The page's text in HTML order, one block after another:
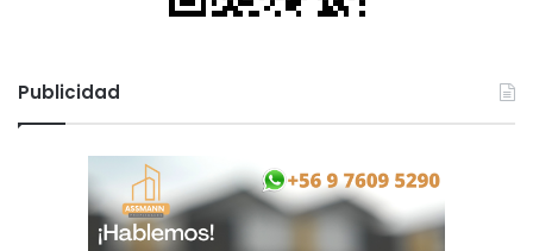
Publicidad